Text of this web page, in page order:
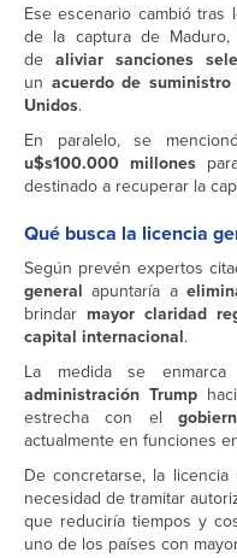
Ese escenario cambió
de la captura de Maduro,
de aliviar sanciones
un acuerdo de
Unidos.
En paralelo, se
u$s100.000 millones
destinado a recuperar la
Qué busca la licencia
Según prevén expertos
general apuntaría a
brindar mayor claridad
capital internacional.
La medida se
administración Trump
estrecha con el
actualmente en funciones
De concretarse, la
necesidad de tramitar
que reduciría tiempos y
uno de los países con